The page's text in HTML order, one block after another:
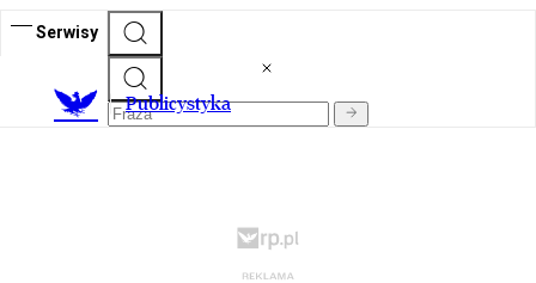
Serwisy
Publicystyka